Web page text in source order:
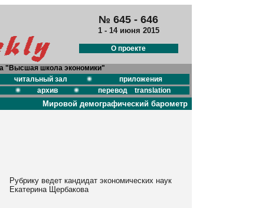
№ 645 - 646
1 - 14 июня 2015
О проекте
"Высшая школа экономики"
читальный зал
приложения
архив перевод translation
Мировой демографический барометр
Рубрику ведет кандидат экономических наук
Екатерина Щербакова